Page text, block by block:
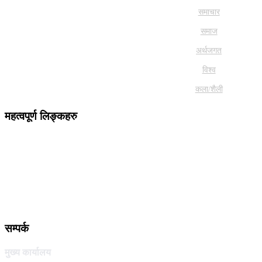
समाचार
समाज
अर्थजगत
विश्व
कला/शैली
महत्वपूर्ण लिङ्कहरु
सम्पर्क
मुख्य कार्यालय